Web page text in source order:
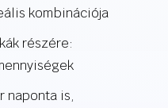
kombinációja
részére:
naponta is,